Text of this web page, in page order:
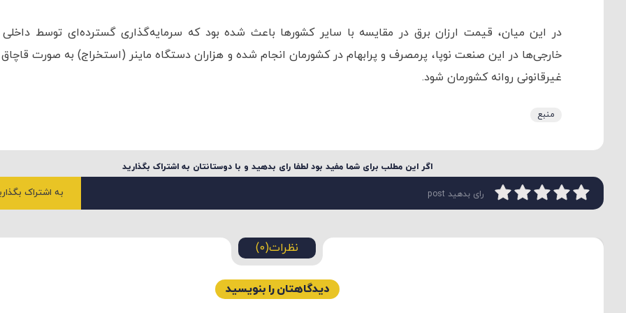
در این میان، قیمت ارزان برق در مقایسه با سایر کشورها باعث شده بود که سرمایه‌گذاری گسترده‌ای توسط
خارجی‌ها در این صنعت نوپا، پرمصرف و پرابهام در کشورمان انجام شده و هزاران دستگاه ماینر (استخراج) به صورت
غیرقانونی روانه کشورمان شود.
منبع
اگر این مطلب برای شما مفید بود لطفا رای بدهید و با دوستانتان به اشتراک بگذارید
رای بدهید post به اشتراک
نظرات(0)
دیدگاهتان را بنویسید